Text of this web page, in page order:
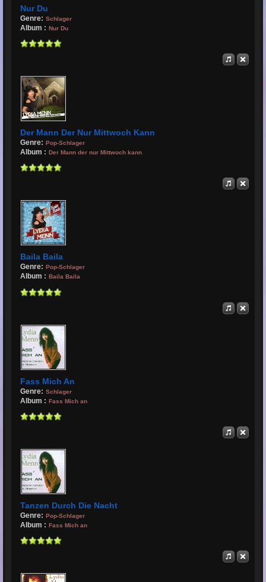
Nur Du
Genre: Schlager
Album : Nur Du
Der Mann Der Nur Mittwoch Kann
Genre: Pop-Schlager
Album : Der Mann der nur Mittwoch kann
Baila Baila
Genre: Pop-Schlager
Album : Baila Baila
Fass Mich An
Genre: Schlager
Album : Fass Mich an
Tanzen Durch Die Nacht
Genre: Pop-Schlager
Album : Fass Mich an